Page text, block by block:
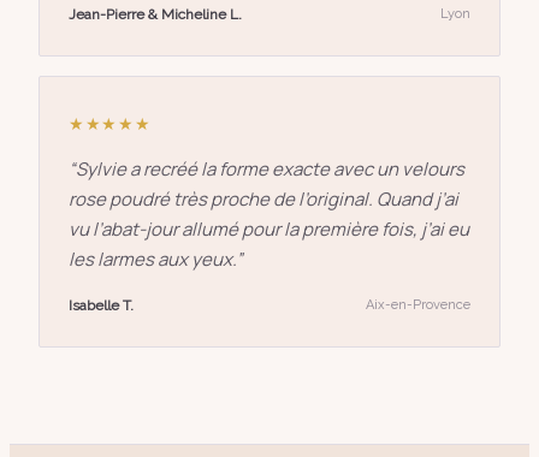
Jean-Pierre & Micheline L. Lyon
★★★★★
“Sylvie a recréé la forme exacte avec un velours
rose poudré très proche de l’original. Quand j’ai
vu l’abat-jour allumé pour la première fois, j’ai eu
les larmes aux yeux.”
Isabelle T. Aix-en-Provence